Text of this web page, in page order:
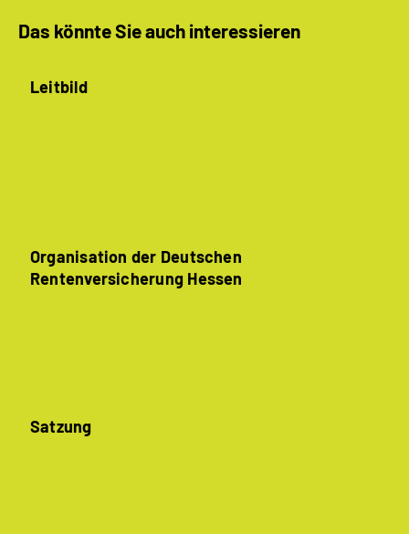
Das könnte Sie auch interessieren
Leitbild
Organisation der Deutschen
Rentenversicherung Hessen
Satzung